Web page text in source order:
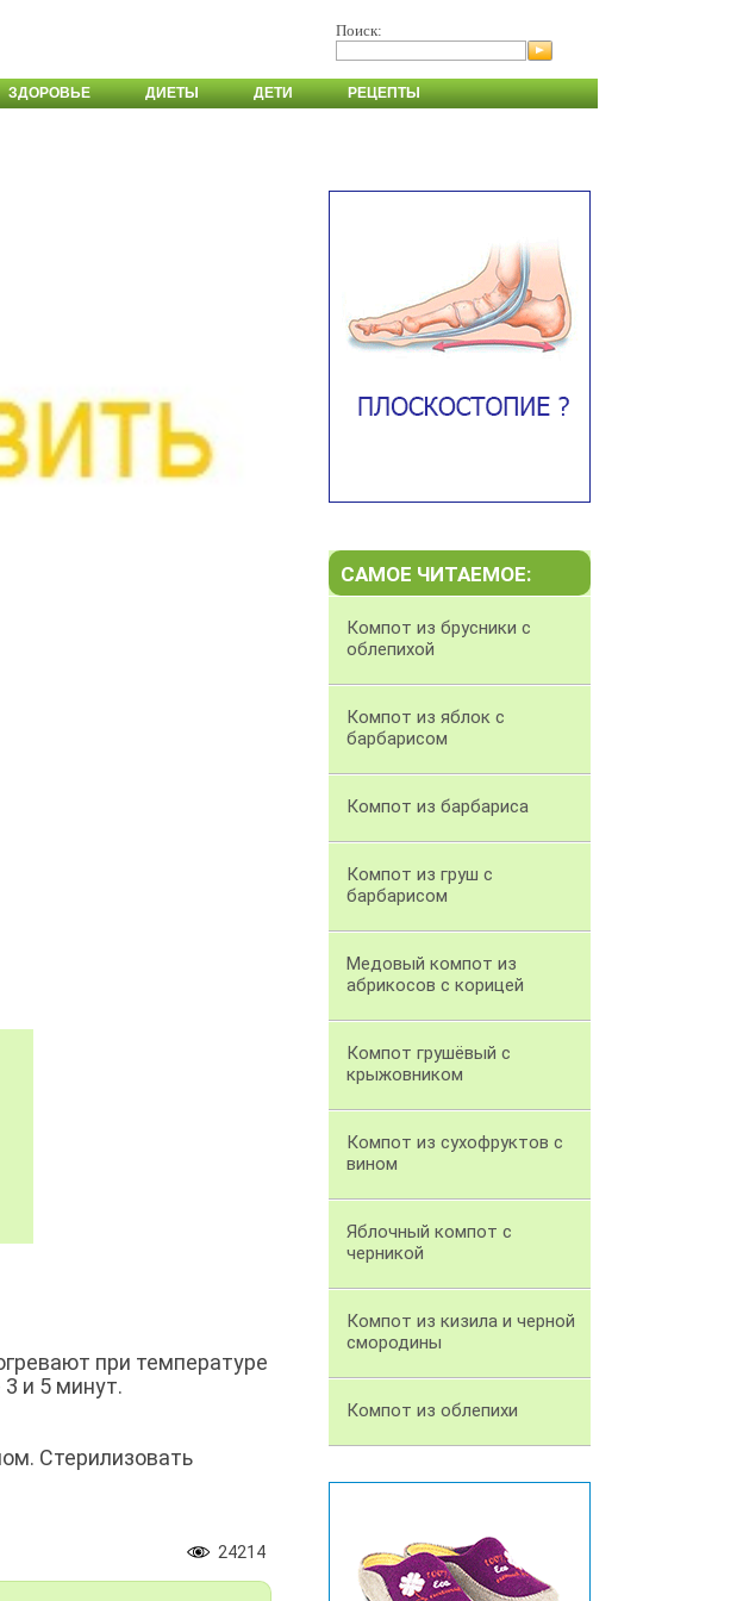
Поиск:
ЗДОРОВЬЕ ДИЕТЫ ДЕТИ РЕЦЕПТЫ
при температуре
и 5 минут.
Стерилизовать
24214
САМОЕ ЧИТАЕМОЕ:
Компот из брусники с
облепихой
Компот из яблок с
барбарисом
Компот из барбариса
Компот из груш с
барбарисом
Медовый компот из
абрикосов с корицей
Компот грушёвый с
крыжовником
Компот из сухофруктов с
вином
Яблочный компот с
черникой
Компот из кизила и черной
смородины
Компот из облепихи